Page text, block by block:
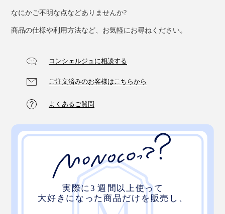
なにかご不明な点などありませんか?
商品の仕様や利用方法など、お気軽にお尋ねください。
コンシェルジュに相談する
ご注文済みのお客様はこちらから
よくあるご質問